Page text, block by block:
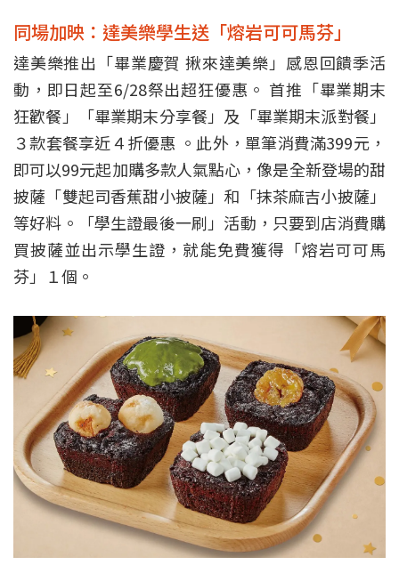
同場加映：達美樂學生送「熔岩可可馬芬」
達美樂推出「畢業慶賀 揪來達美樂」感恩回饋季活
動，即日起至6/28祭出超狂優惠。 首推「畢業期末
狂歡餐」「畢業期末分享餐」及「畢業期末派對餐」
３款套餐享近４折優惠 。此外，單筆消費滿399元，
即可以99元起加購多款人氣點心，像是全新登場的甜
披薩「雙起司香蕉甜小披薩」和「抹茶麻吉小披薩」
等好料。「學生證最後一刷」活動，只要到店消費購
買披薩並出示學生證，就能免費獲得「熔岩可可馬
芬」１個。